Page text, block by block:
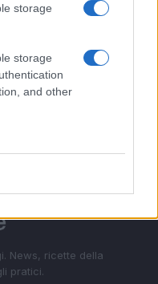
storage
storage
and othersu treni,
News, ricette della
pratici.